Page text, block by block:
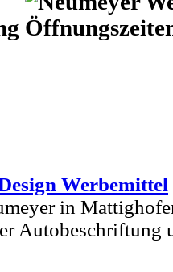
Werbemittel
in
Autobeschriftung